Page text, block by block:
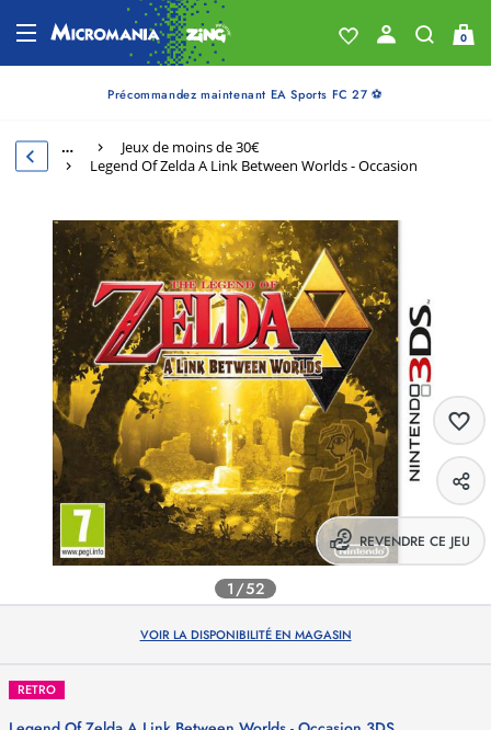
0
Précommandez maintenant EA Sports FC 27 ⚽
…
Jeux de moins de 30€
Legend Of Zelda A Link Between Worlds - Occasion
1/52
REVENDRE CE JEU
VOIR LA DISPONIBILITÉ EN MAGASIN
RETRO